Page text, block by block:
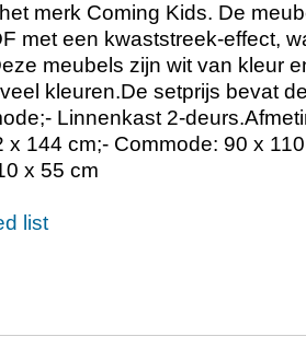
merk Coming Kids. De
met een kwaststreek-effect,
meubels zijn wit van kleur
kleuren.De setprijs bevat
Linnenkast 2-
x 144 cm;- Commode: 90 x
x 55 cm
list